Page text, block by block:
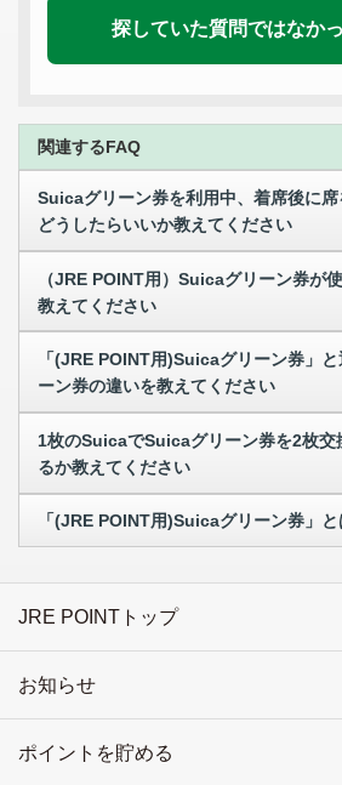
探していた質問ではなか
関連するFAQ
Suicaグリーン券を利用中、着席後に
どうしたらいいか教えてください
（JRE POINT用）Suicaグリーン券が
教えてください
「(JRE POINT用)Suicaグリーン券」
ーン券の違いを教えてください
1枚のSuicaでSuicaグリーン券を2枚交
るか教えてください
「(JRE POINT用)Suicaグリーン券」
JRE POINTトップ
お知らせ
ポイントを貯める